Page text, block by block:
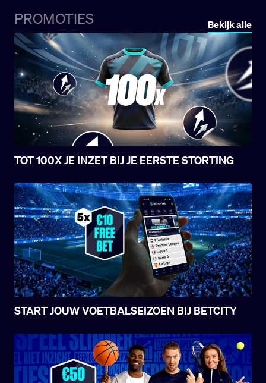
PROMOTIES Bekijk alle
TOT 100X JE INZET BIJ JE EERSTE STORTING
START JOUW VOETBALSEIZOEN BIJ BETCITY